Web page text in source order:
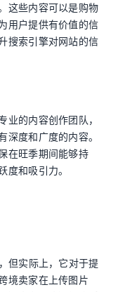
这些内容可以是购物
用户提供有价值的信
搜索引擎对网站的信
业的内容创作团队，
深度和广度的内容。
在旺季期间能够持
度和吸引力。
但实际上，它对于提
境卖家在上传图片